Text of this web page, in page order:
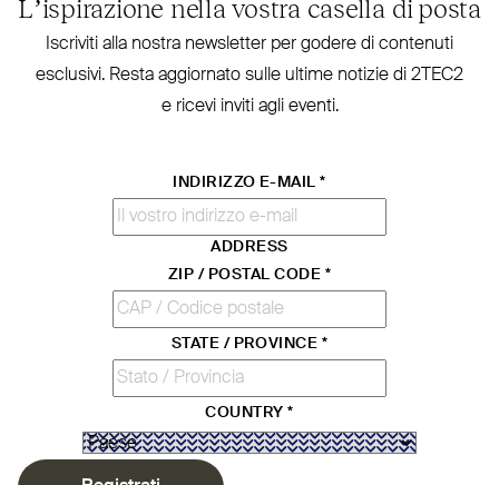
Iscriviti alla nostra new­sletter per godere di contenuti
esclusivi. Resta aggiornato sulle ultime notizie di 2TEC2
e ricevi inviti agli eventi.
INDIRIZZO E-MAIL*
ADDRESS
ZIP / POSTAL CODE *
STATE / PROVINCE *
COUNTRY*